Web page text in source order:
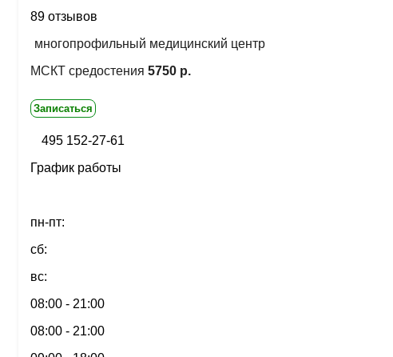
89 отзывов
многопрофильный медицинский центр
МСКТ средостения 5750 р.
Записаться
495 152-27-61
График работы
пн-пт:
сб:
вс:
08:00 - 21:00
08:00 - 21:00